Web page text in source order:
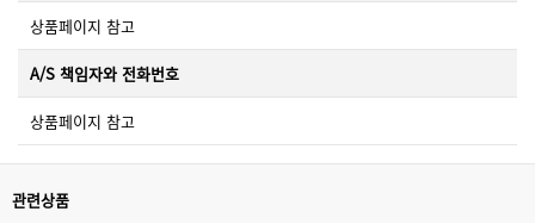
상품페이지 참고
A/S 책임자와 전화번호
상품페이지 참고
관련상품